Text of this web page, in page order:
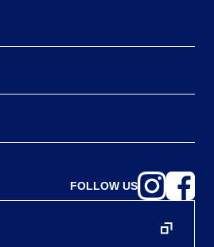
FOLLOW US